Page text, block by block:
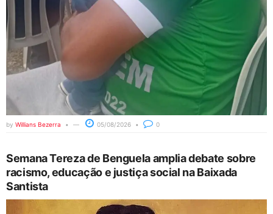
by Willians Bezerra 05/08/2026 0
Semana Tereza de Benguela amplia debate sobre
racismo, educação e justiça social na Baixada
Santista